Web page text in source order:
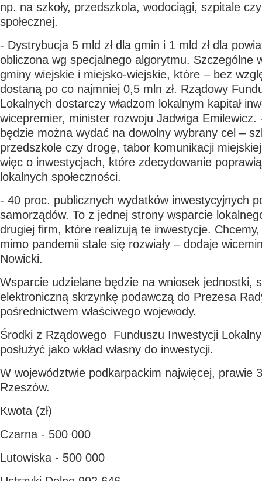
np. na szkoły, przedszkola, wodociągi, szpitale
społecznej.
- Dystrybucja 5 mld zł dla gmin i 1 mld zł dla
obliczona wg specjalnego algorytmu. Szczególne
gminy wiejskie i miejsko-wiejskie, które – bez
dostaną po co najmniej 0,5 mln zł. Rządowy
Lokalnych dostarczy władzom lokalnym kapitał
wicepremier, minister rozwoju Jadwiga Emilewicz.
będzie można wydać na dowolny wybrany cel –
przedszkole czy drogę, tabor komunikacji
więc o inwestycjach, które zdecydowanie
lokalnych społeczności.
- 40 proc. publicznych wydatków inwestycyjnych
samorządów. To z jednej strony wsparcie
drugiej firm, które realizują te inwestycje.
mimo pandemii stale się rozwiały – dodaje
Nowicki.
Wsparcie udzielane będzie na wniosek jednostki,
elektroniczną skrzynkę podawczą do Prezesa
pośrednictwem właściwego wojewody.
Środki z Rządowego Funduszu Inwestycji
posłużyć jako wkład własny do inwestycji.
W województwie podkarpackim najwięcej, prawie
Rzeszów.
Kwota (zł)
Czarna - 500 000
Lutowiska - 500 000